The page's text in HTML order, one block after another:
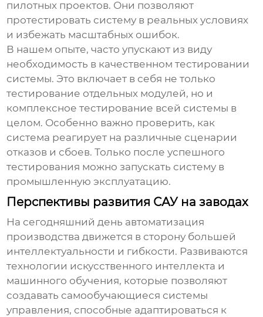
пилотных проектов. Они позволяют
протестировать систему в реальных условиях
и избежать масштабных ошибок.
В нашем опыте, часто упускают из виду
необходимость в качественном тестировании
системы. Это включает в себя не только
тестирование отдельных модулей, но и
комплексное тестирование всей системы в
целом. Особенно важно проверить, как
система реагирует на различные сценарии
отказов и сбоев. Только после успешного
тестирования можно запускать систему в
промышленную эксплуатацию.
Перспективы развития САУ на заводах
На сегодняшний день автоматизация
производства движется в сторону большей
интеллектуальности и гибкости. Развиваются
технологии искусственного интеллекта и
машинного обучения, которые позволяют
создавать самообучающиеся системы
управления, способные адаптироваться к